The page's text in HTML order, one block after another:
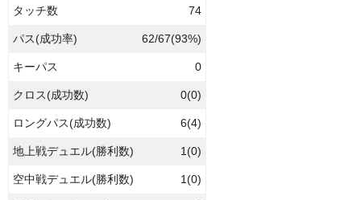
タッチ数 74
パス(成功率) 62/67(93%)
キーパス 0
クロス(成功数) 0(0)
ロングパス(成功数) 6(4)
地上戦デュエル(勝利数) 1(0)
空中戦デュエル(勝利数) 1(0)